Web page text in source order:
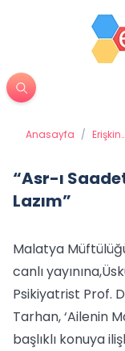
Anasayfa / Erişkin
“Asr-ı
Lazım”
Malatya
canlı
Psikiyatrist Prof.
Tarhan, ‘Ailenin
başlıklı konuya